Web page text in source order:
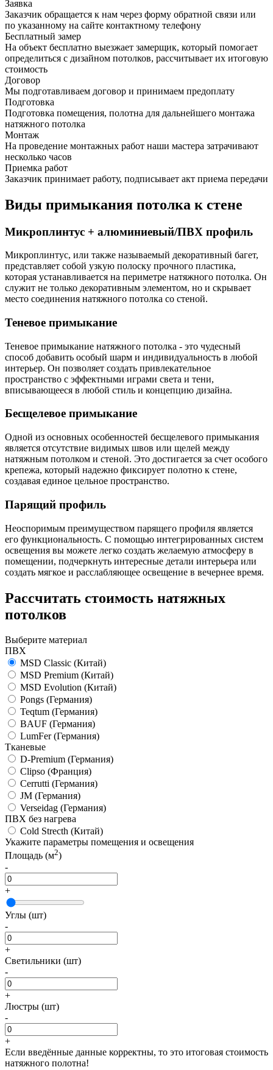
Заявка
Заказчик обращается к нам через форму обратной связи или
по указанному на сайте контактному телефону
Бесплатный замер
На объект бесплатно выезжает замерщик, который помогает
определиться с дизайном потолков, рассчитывает их итоговую
стоимость
Договор
Мы подготавливаем договор и принимаем предоплату
Подготовка
Подготовка помещения, полотна для дальнейшего монтажа
натяжного потолка
Монтаж
На проведение монтажных работ наши мастера затрачивают
несколько часов
Приемка работ
Заказчик принимает работу, подписывает акт приема передачи
Виды примыкания потолка к стене
Микроплинтус + алюминиевый/ПВХ профиль
Микроплинтус, или также называемый декоративный багет,
представляет собой узкую полоску прочного пластика,
которая устанавливается на периметре натяжного потолка. Он
служит не только декоративным элементом, но и скрывает
место соединения натяжного потолка со стеной.
Теневое примыкание
Теневое примыкание натяжного потолка - это чудесный
способ добавить особый шарм и индивидуальность в любой
интерьер. Он позволяет создать привлекательное
пространство с эффектными играми света и тени,
вписывающееся в любой стиль и концепцию дизайна.
Бесщелевое примыкание
Одной из основных особенностей бесщелевого примыкания
является отсутствие видимых швов или щелей между
натяжным потолком и стеной. Это достигается за счет особого
крепежа, который надежно фиксирует полотно к стене,
создавая единое цельное пространство.
Парящий профиль
Неоспоримым преимуществом парящего профиля является
его функциональность. С помощью интегрированных систем
освещения вы можете легко создать желаемую атмосферу в
помещении, подчеркнуть интересные детали интерьера или
создать мягкое и расслабляющее освещение в вечернее время.
Рассчитать стоимость натяжных
потолков
Выберите материал
ПВХ
MSD Classic (Китай)
MSD Premium (Китай)
MSD Evolution (Китай)
Pongs (Германия)
Teqtum (Германия)
BAUF (Германия)
LumFer(Германия)
Тканевые
D-Premium (Германия)
Clipso (Франция)
Cerrutti (Германия)
JM (Германия)
Verseidag (Германия)
ПВХ без нагрева
Cold Strecth (Китай)
Укажите параметры помещения и освещения
Площадь (м2)
-
+
Углы (шт)
-
+
Светильники (шт)
-
+
Люстры (шт)
-
+
Если введённые данные корректны, то это итоговая стоимость
натяжного полотна!